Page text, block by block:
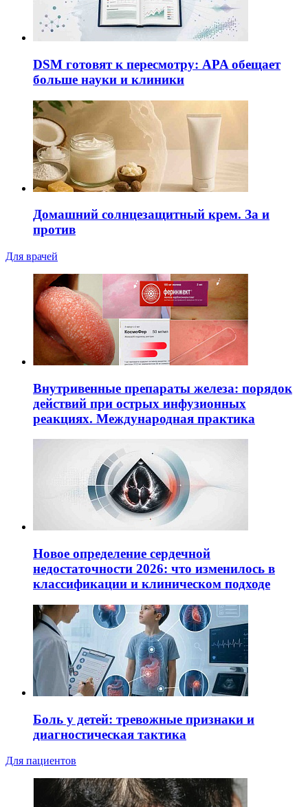
DSM готовят к пересмотру: APA обещает
больше науки и клиники
Домашний солнцезащитный крем. За и
против
Для врачей
Внутривенные препараты железа: порядок
действий при острых инфузионных
реакциях. Международная практика
Новое определение сердечной
недостаточности 2026: что изменилось в
классификации и клиническом подходе
Боль у детей: тревожные признаки и
диагностическая тактика
Для пациентов